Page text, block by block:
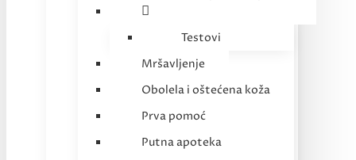
Testovi
Mršavljenje
Obolela i oštećena koža
Prva pomoć
Putna apoteka